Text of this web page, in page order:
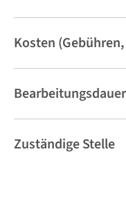
Kosten
Bearbeitungsdauer
Zuständige Stelle